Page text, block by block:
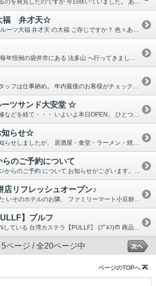
つい先日、つぼみがあるのを発見したのですが 今日咲いていました。 あっちこっちに伸びてしまっているので、見た目があんまり綺麗ではないですが、何故だか毎年 花が咲きます。 もうダメかなと思いつつ１０年以上(たぶん)・・・。 生命力がすごいですね。 さて、静岡県も今日からのまん延防止等重点措置の適用地域になり、１階に併設の居酒屋「八剣伝」は期間中 休業することに致しました。 夕食プランの受付も２０時まで。 酒類の提供はできません。 ご不便をお掛けしますが何卒ご理解頂きますようお願い致します。 他グループ店舗も休業か時短営業になっているお店があります。 詳しくは トピックス をご覧下さい。
福 弁才天☆
名古屋にある 覚王山フルーツ大福 弁才天 の大福 ご存じですか？ 色々ある中から、 あまおう・紅ほっぺ・温州ミカン・完熟パイン の４種類を知人から頂いたのですが、糸とカットの手順が入っているので自分でカットするのも楽しいし、半分ずつ分けて違うフルーツも楽しめるし、どれもジューシーで甘くて美味しかったです♪ 気になっていたお店だったので感激です♪ また機会があれば食べたいな、と思ってお店を検索してみたところ なんと浜松にもあったんです‼ しかも２店舗も‼ 半田山店 と 浜松駅前店 ・・・・知らなかった・・・ 他県にも いくつか店舗があるようですので気になった方は是非 食べてみてください！！！！
☆謹賀新年☆ 初詣は毎年恒例の袋井市にある 法多山 へ行ってきました。 今年は早く行って早く帰って来よう‼というで6:30集合で出発。 時間的になのかコロナ禍もあるのか例年より車の流れもスムーズでしたし、お参りも 厄除け団子 の券売機の列もそこまで混雑してませんでした。 なんだか来年から出発時間が早めになりそうな予感がします(-_-;) 年末年始 出掛けたり、家でのんびりしたり・・・ リフレッシュして、私は本日より仕事始めです。 本年も宜しくお願い致します。
本日、いそのホテルスタッフは仕事納め。 年内最後のお客様がチェックアウトされました。 あとはメイクさんの作業終了まで事務処理や来年度の準備、お掃除など。 電話もそう鳴らず・・・静かな館内です。 年明けは、1月３日より通常営業。 私はシフトの関係で１月４日が仕事始めとなっております。 (１日得した気分♪) 年末年始のお休みでリフレッシュして、また年明けからお客様をお迎えしたいと思います。 他店舗の年末年始休業のお知らせは、トピックスに掲載しておりますのでご参考になさって下さい。 詳しくは各店舗にお問い合わせ頂けましたら幸いです。 本年もいそのホテル＋グループ店舗をご愛顧頂きありがとうございました。 来年も引き続きよろしくお願い致します。 １月３日からご予約頂いているお客様、ご到着をお待ちしておりますので お気を付けてお越し下さいませ。
ーツサンド大安堂 ☆
改装工事・スタッフ研修などを経て・・・ いよいよ本日OPEN。 ひとつひとつ丁寧に作ったフルーツサンドを 是非お召し上がりください。 今後の情報は店舗の Instagram をチェック‼ ←案内看板 設置♪ ←制服かわいい♪ お好きな商品をカゴに入れてレジに行く流れです～ 他の店舗同様に フルーツサンド大安堂 も宜しくお願い致します。 〒４３２－８０３８静岡県浜松市中区西伊場町４５－５ 営業時間１１：００～売り切れ次第終了 Ｐあり ０８０－４２２０－３３３８ ※お電話でのご予約は出来ません ※数量限定、売り切れ次第終了となります
知らせ☆
昨日トピックスでもお知らせしましたが、 居酒屋・食堂・ラーメン・焼肉・唐揚げ ・・・ そして今回 POPなフルーツサンド店が仲間入り♪♪♪ 🍓🍊🍌🍇🥝🍍🍓🍊🍌🍇🥝🍍🍓🍊🍌 １２月２３日(木) ＯＰＥＮ． フルーツサンド 大安堂 🍇🥝🍍🍓🍊🍌🍇🥝🍍🍓🍊🍌🍇🥝🍍 場所は、現在営業中 から揚げ専門店 匠家 西伊場店 入口の隣に入口があります (※同じ建物内) から揚げ と フルーツサンド ご一緒にいかがでしょうか？？？ Instagramから抜粋した商品の画像です ↓↓↓ ひとつひとつ手作業で丁寧に作ってます。 OPENが待ち遠しい😊 たくさんの方に美味しいと言ってもらえますように・・・。 新着情報等はInstagramをチェック ！！！！ 静岡県浜松市中区西伊場町４５－５ 営業時間１１:００～売り切れ次第終了 Pあり ０８０－４２２０－３３３８ ※お電話でのご予約は出来ません ※数量限定、売り切れ次第終了となります
のご予約について
じゃらん・ホームページからのご予約 について お知らせがございます。 本日、いつもより早めに来月分の登録を致しました。 今までは、月末に翌月分を登録していたのですが、 「ネットから来月の予約ができないんですけど」 「来月分はいつから販売されますか？」 等々 嬉しいお問い合わせを頂くことがありまして・・・ 月初めに翌月分の販売を開始するよう変更 しました。 今後は、 当月と来月の２か月分を販売 している状態になります。 尚、 お電話でのご予約は当月・来月・再来月の３か月 を 受け付けておりますので、お気軽にお問い合わせください。 ３か月以上先のご予約は基本的に受け付けておりませんので ご理解ご了承くださいますようお願い致します。 例) ●大人３人と子供２人なんですけど・・・・ ●学生２０人、引率２人なんですけど・・・ ＿＿＿のような感じで伝えて頂ければお部屋割りのご提案をさせて 頂きますので、お気軽にお問い合わせ下さい。
店リフレッシュオープン♪
改修工事で休業中だった いそのホテルのお隣、 ファミリーマート小豆餅店のお知らせです！！！ １１／２６(金)AM７：００ リフレッシュオープン☆ ～１１／２８(月)までの３日間限定 リフレッシュオープンセールがあり、シュークリームやファミチキ、その他 お安くなっているようです。 １２／５まで有効の割引券付きチラシを頂きました。 フロントカウンタ―に置いてありますので良かったらお持ちください。 やっぱりコンビニって便利ですよねぇ・・・ 改めて感じました。 いそのホテルは、お酒とタバコの自販機がありません。 ですので、どちらもコンビニでお願いしております。 是非是非お立ち寄りください。
】プルフ
今年６月１５日にOPENしている 台湾カステラ【PULLF】 (ﾌﾟﾙﾌ)の 商品をやっと購入することができました。 県内３店舗目だそう。 お店でひとつひとつ手作り。食感はしっとりフワフワ。 そのまま食べる、冷蔵庫で冷やしてみる、外側をトースターでちょっと焼いてみる・・・ 色々な変化を楽しめます♪ 是非一度食べてみてください。 浜松市中区西伊場47-9パビリオンオアシス１号室 営業10：00～19：00 (完売次第閉店) テイクアウトのみ、定休日なし
5ページ / 全20ページ中
ページのTOPへ